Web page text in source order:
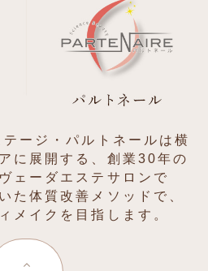
ージ・パルトネールは横
に展開する、創業30年の
ェーダエステサロンで
た体質改善メソッドで、
メイクを目指します。